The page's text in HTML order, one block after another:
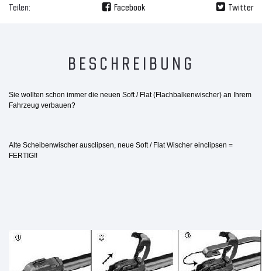
Teilen: Facebook Twitter
BESCHREIBUNG
Sie wollten schon immer die neuen Soft / Flat (Flachbalkenwischer) an Ihrem
Fahrzeug verbauen?
Alte Scheibenwischer ausclipsen, neue Soft / Flat Wischer einclipsen =
FERTIG!!